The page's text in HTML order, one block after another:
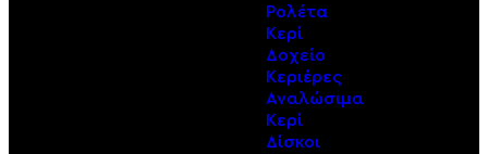
Ρολέτα
Κερί
Δοχείο
Κεριέρες
Αναλώσιμα
Κερί
Δίσκοι